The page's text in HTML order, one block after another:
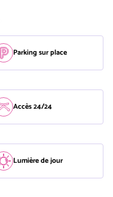
Parking sur place
Accès 24/24
Lumière de jour